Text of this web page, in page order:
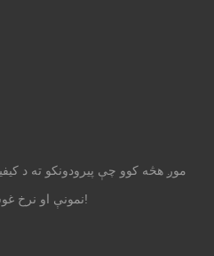
موږ هڅه کوو چې پیرودونکو ته د
نمونې او نرخ غوښتنه وکړئ، موږ سره اړیکه ونیسئ!